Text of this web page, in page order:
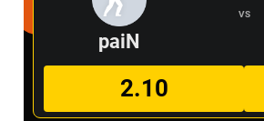
paiN
VS
2.10